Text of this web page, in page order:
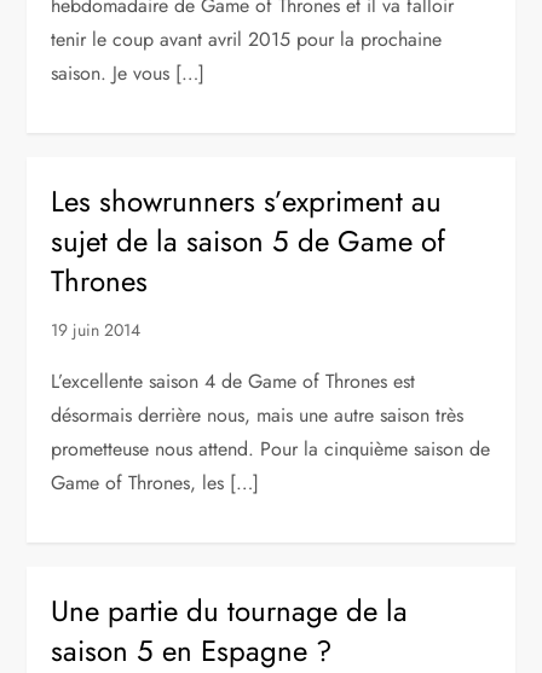
tenir le coup avant avril 2015 pour la prochaine
saison. Je vous […]
Les showrunners s’expriment au
sujet de la saison 5 de Game of
Thrones
19 juin 2014
L’excellente saison 4 de Game of Thrones est
désormais derrière nous, mais une autre saison très
prometteuse nous attend. Pour la cinquième saison de
Game of Thrones, les […]
Une partie du tournage de la
saison 5 en Espagne ?